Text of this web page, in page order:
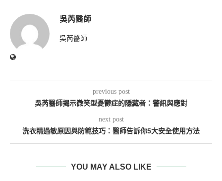
吳芮醫師
吳芮醫師
previous post
吳芮醫師揭示微笑型憂鬱症的隱藏者：警訊與應對
next post
洗衣精過敏原因與防範技巧：醫師告訴你5大安全使用方法
YOU MAY ALSO LIKE